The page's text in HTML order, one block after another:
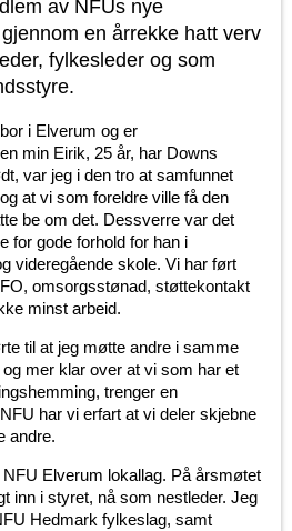
av NFUs nye
en årrekke hatt verv
fylkesleder og som
i Elverum og er
min Eirik, 25 år, har Downs
var jeg i den tro at samfunnet
at vi som foreldre ville få den
be om det. Dessverre var det
for gode forhold for han i
videregående skole. Vi har ført
omsorgsstønad, støttekontakt
minst arbeid.
til at jeg møtte andre i samme
mer klar over at vi som har et
trenger en
har vi erfart at vi deler skjebne
andre.
Elverum lokallag. På årsmøtet
inn i styret, nå som nestleder. Jeg
Hedmark fylkeslag, samt